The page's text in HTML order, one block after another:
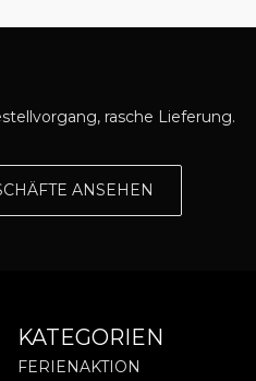
rasche Lieferung.
ANSEHEN
KATEGORIEN
FERIENAKTION